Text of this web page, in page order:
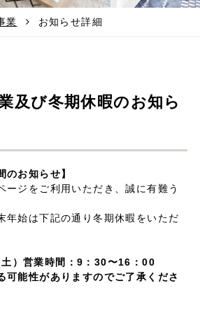
a
業 お知らせ詳細
及び冬期休暇のお知ら
のお知らせ】
ージをご利用いただき、誠に有難う
年始は下記の通り冬期休暇をいただ
）営業時間：9：30〜16：00
能性がありますのでご了承くださ